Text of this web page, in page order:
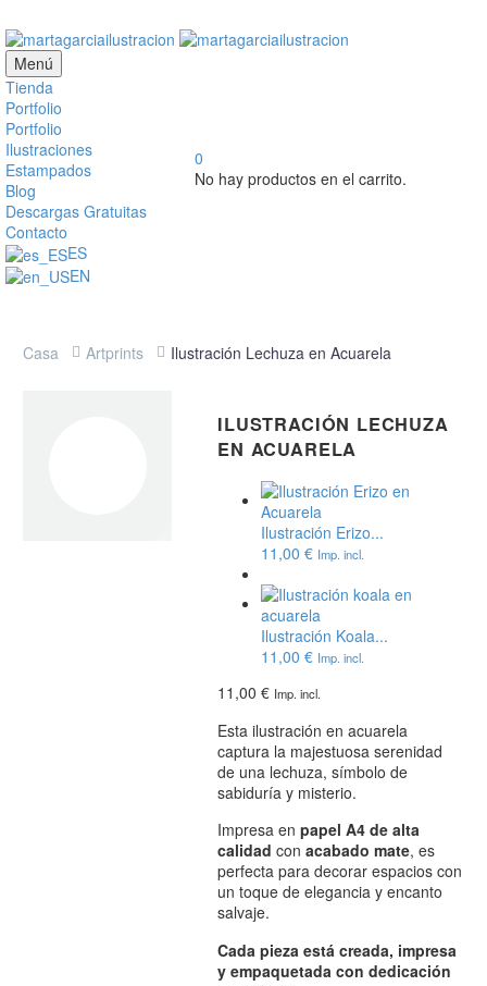
Menú
Tienda
Portfolio
Portfolio
Ilustraciones
Estampados
Blog
Descargas Gratuitas
Contacto
ES
EN
0
No hay productos en el carrito.
Casa Artprints Ilustración Lechuza en Acuarela
ILUSTRACIÓN LECHUZA
EN ACUARELA
Ilustración Erizo...
11,00€ Imp. incl.
Ilustración Koala...
11,00€ Imp. incl.
11,00€ Imp. incl.
Esta ilustración en acuarela
captura la majestuosa serenidad
de una lechuza, símbolo de
sabiduría y misterio.
Impresa en papel A4 de alta
calidad conacabado mate, es
perfecta para decorar espacios con
un toque de elegancia y encanto
salvaje.
Cada pieza está creada, impresa
y empaquetada con dedicación